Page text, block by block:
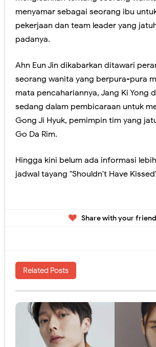
menyamar sebagai seorang ibu
pekerjaan dan team leader yang
padanya.
Ahn Eun Jin dikabarkan ditawari
seorang wanita yang berpura-pura
mata pencahariannya, Jang Ki Yong
sedang dalam pembicaraan untuk
Gong Ji Hyuk, pemimpin tim yang
Go Da Rim.
Hingga kini belum ada informasi
jadwal tayang "Shouldn't Have
Share with your
Related Posts